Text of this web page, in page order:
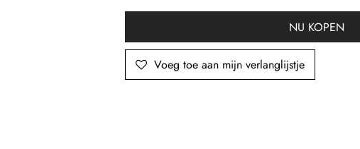
NU KOPEN
Voeg toe aan mijn verlanglijstje